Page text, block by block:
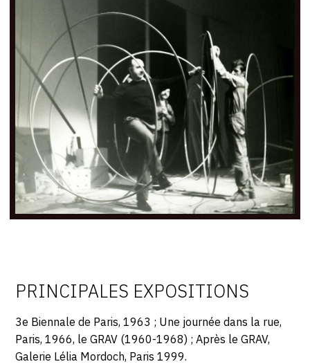
TWITTER
PINTEREST
PRINCIPALES EXPOSITIONS
3e Biennale de Paris, 1963 ; Une journée dans la rue,
Paris, 1966, le GRAV (1960-1968) ; Après le GRAV,
Galerie Lélia Mordoch, Paris 1999.